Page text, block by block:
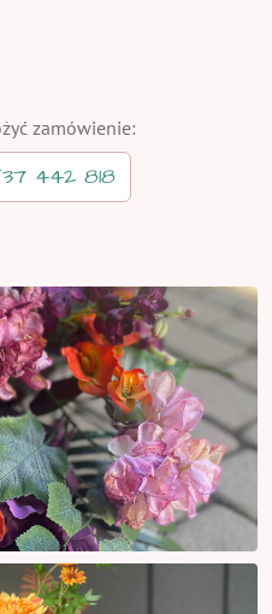
zamówienie:
442 818